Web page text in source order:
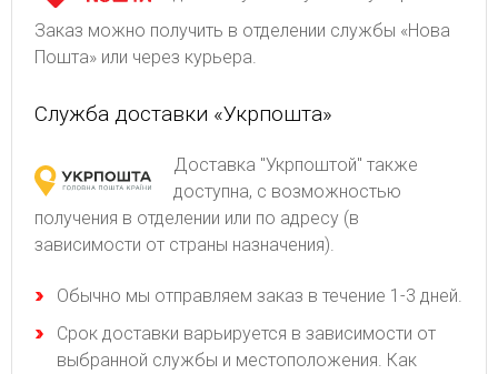
Заказ можно получить в отделении службы «Нова
Пошта» или через курьера.
Служба доставки «Укрпошта»
Доставка "Укрпоштой" также
доступна, с возможностью
получения в отделении или по адресу (в
зависимости от страны назначения).
Обычно мы отправляем заказ в течение 1-3 дней.
Срок доставки варьируется в зависимости от
выбранной службы и местоположения. Как